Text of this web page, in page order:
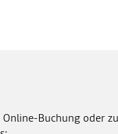
Buchung oder